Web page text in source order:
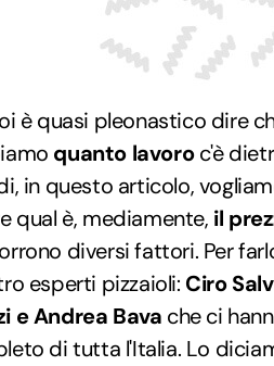
è quasi pleonastico dire
quanto lavoroc'è
in questo articolo,
qual è, mediamente, il
diversi fattori. Per
esperti pizzaioli: Ciro
e Andrea Bava che ci
di tutta l'Italia. Lo